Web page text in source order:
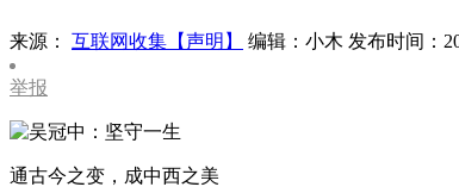
来源： 互联网收集【声明】 编辑：小木 发布时间：
举报
通古今之变，成中西之美